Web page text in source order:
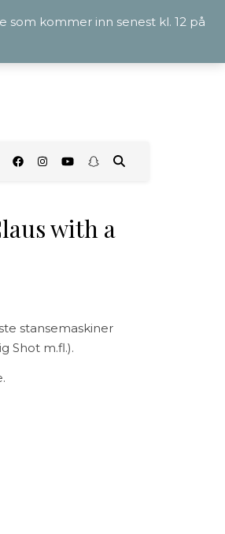
with a
stansemaskiner
Shot m.fl.).
som kommer inn senest kl. 12 på